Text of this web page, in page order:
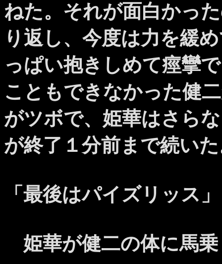
ねた。それが面白かっ
り返し、今度は力を緩
っぱい抱きしめて痙攣
こともできなかった健
がツボで、姫華はさら
が終了１分前まで続い
「最後はパイズリッス」
姫華が健二の体に馬